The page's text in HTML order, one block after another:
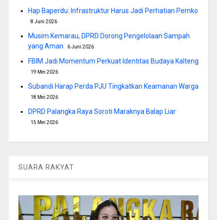
Hap Baperdu: Infrastruktur Harus Jadi Perhatian Pemko
8 Juni 2026
Musim Kemarau, DPRD Dorong Pengelolaan Sampah
yang Aman
6 Juni 2026
FBIM Jadi Momentum Perkuat Identitas Budaya Kalteng
19 Mei 2026
Subandi Harap Perda PJU Tingkatkan Keamanan Warga
18 Mei 2026
DPRD Palangka Raya Soroti Maraknya Balap Liar
15 Mei 2026
SUARA RAKYAT